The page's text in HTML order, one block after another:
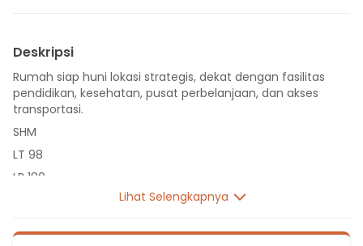
Deskripsi
Rumah siap huni lokasi strategis, dekat dengan fasilitas
pendidikan, kesehatan, pusat perbelanjaan, dan akses
transportasi.
SHM
LT 98
LB 180
Lihat Selengkapnya